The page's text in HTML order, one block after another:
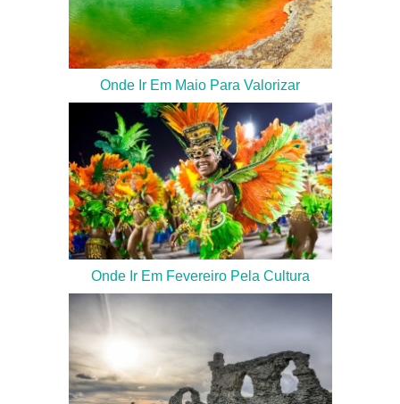
Onde Ir Em Maio Para Valorizar
Onde Ir Em Fevereiro Pela Cultura